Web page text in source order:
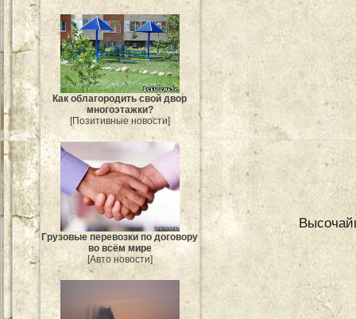
Как облагородить свой двор
многоэтажки?
[Позитивные новости]
Грузовые перевозки по договору
во всём мире
[Авто новости]